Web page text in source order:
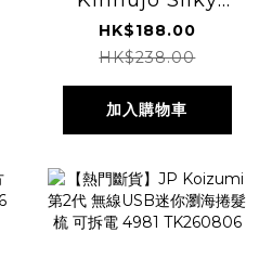
Brush 防靜電 絲綢
晶鑽摺疊梳 4580
TK260806
HK$188.00
HK$238.00
加入購物車